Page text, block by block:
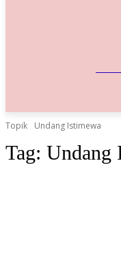
Topik Undang Istimewa
Tag: Undang